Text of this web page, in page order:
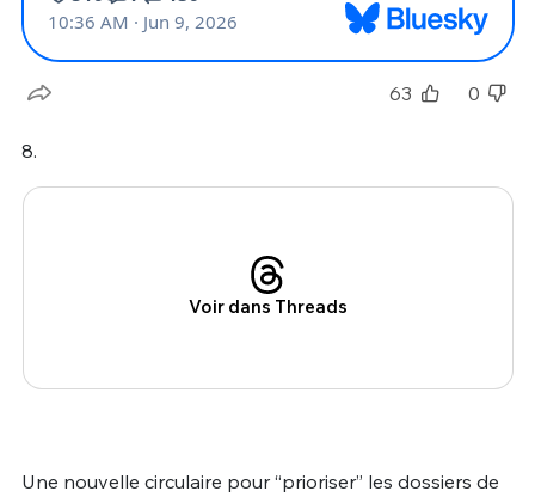
63 0
8.
Voir dans Threads
Une nouvelle circulaire pour “prioriser” les dossiers de